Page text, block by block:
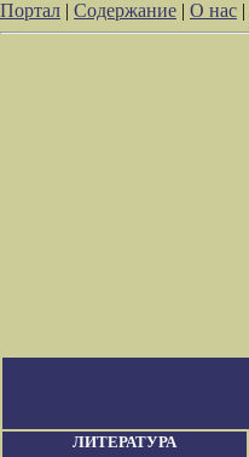
Портал | Содержание | О нас |
ЛИТЕРАТУРА